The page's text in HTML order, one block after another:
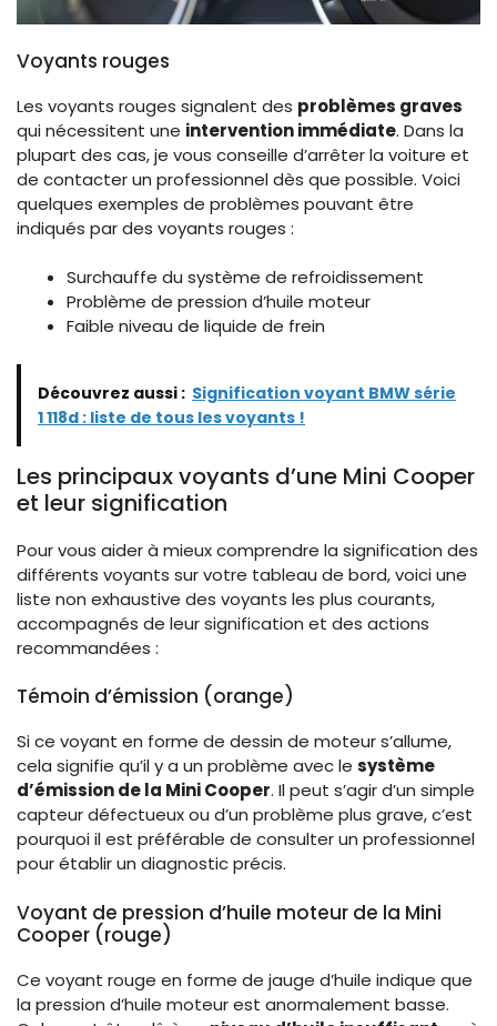
Voyants rouges
Les voyants rouges signalent des problèmes graves
qui nécessitent une intervention immédiate. Dans la
plupart des cas, je vous conseille d’arrêter la voiture et
de contacter un professionnel dès que possible. Voici
quelques exemples de problèmes pouvant être
indiqués par des voyants rouges :
Surchauffe du système de refroidissement
Problème de pression d’huile moteur
Faible niveau de liquide de frein
Découvrez aussi : Signification voyant BMW série
1 118d : liste de tous les voyants !
Les principaux voyants d’une Mini Cooper
et leur signification
Pour vous aider à mieux comprendre la signification des
différents voyants sur votre tableau de bord, voici une
liste non exhaustive des voyants les plus courants,
accompagnés de leur signification et des actions
recommandées :
Témoin d’émission (orange)
Si ce voyant en forme de dessin de moteur s’allume,
cela signifie qu’il y a un problème avec le système
d’émission de la Mini Cooper. Il peut s’agir d’un simple
capteur défectueux ou d’un problème plus grave, c’est
pourquoi il est préférable de consulter un professionnel
pour établir un diagnostic précis.
Voyant de pression d’huile moteur de la Mini
Cooper (rouge)
Ce voyant rouge en forme de jauge d’huile indique que
la pression d’huile moteur est anormalement basse.